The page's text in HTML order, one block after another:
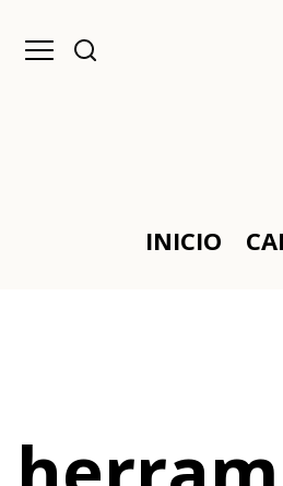
INICIO